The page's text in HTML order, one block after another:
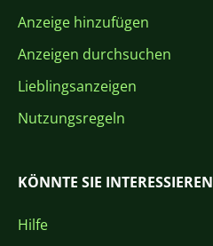
Anzeige hinzufügen
Anzeigen durchsuchen
Lieblingsanzeigen
Nutzungsregeln
KÖNNTE SIE INTERESSIEREN
Hilfe